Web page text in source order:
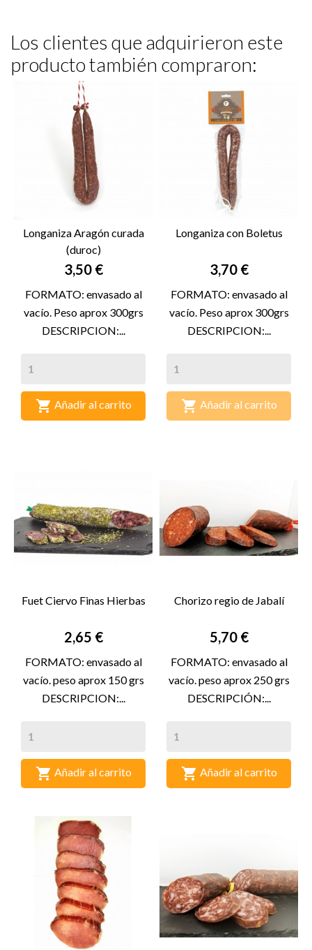
Los clientes que adquirieron este
producto también compraron:
Longaniza Aragón curada
(duroc)
Precio
3,50 €
FORMATO: envasado al
vacío. Peso aprox 300grs
DESCRIPCION:...
 Añadir al carrito
Longaniza con Boletus
Precio
3,70 €
FORMATO: envasado al
vacío. Peso aprox 300grs
DESCRIPCION:...
 Añadir al carrito
Fuet Ciervo Finas Hierbas
Precio
2,65 €
FORMATO: envasado al
vacío. peso aprox 150 grs
DESCRIPCION:...
 Añadir al carrito
Chorizo regio de Jabalí
Precio
5,70 €
FORMATO: envasado al
vacío. peso aprox 250 grs
DESCRIPCIÓN:...
 Añadir al carrito